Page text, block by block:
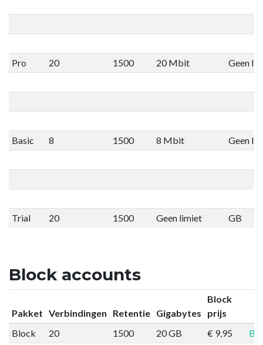
Pro 20 1500 20 Mbit Geen
Basic 8 1500 8 Mbit Geen
Trial 20 1500 Geen limiet GB
Block accounts
Pakket Verbindingen Retentie Gigabytes
Block
prijs
Block
20 1500 20 GB € 9,95